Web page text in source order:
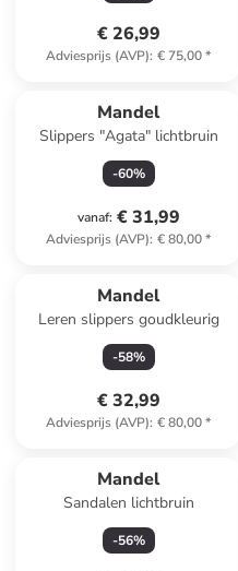
€ 26,99
Adviesprijs (AVP): € 75,00*
Mandel
Slippers "Agata" lichtbruin
-60%
vanaf: € 31,99
Adviesprijs (AVP): € 80,00*
Mandel
Leren slippers goudkleurig
-58%
€ 32,99
Adviesprijs (AVP): € 80,00*
Mandel
Sandalen lichtbruin
-56%